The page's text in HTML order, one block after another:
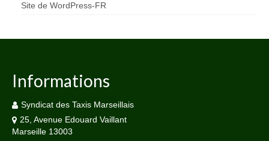
Site de WordPress-FR
Informations
Syndicat des Taxis Marseillais
25, Avenue Edouard Vaillant
Marseille 13003